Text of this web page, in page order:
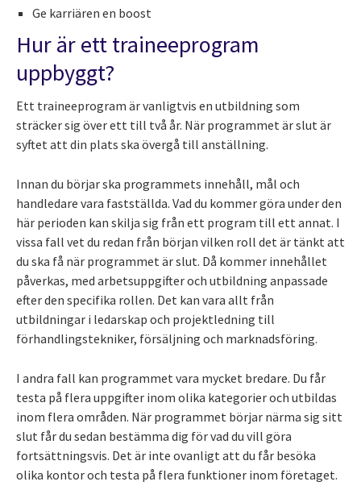
Ge karriären en boost
Hur är ett traineeprogram
uppbyggt?
Ett traineeprogram är vanligtvis en utbildning som
sträcker sig över ett till två år. När programmet är slut är
syftet att din plats ska övergå till anställning.
Innan du börjar ska programmets innehåll, mål och
handledare vara fastställda. Vad du kommer göra under den
här perioden kan skilja sig från ett program till ett annat. I
vissa fall vet du redan från början vilken roll det är tänkt att
du ska få när programmet är slut. Då kommer innehållet
påverkas, med arbetsuppgifter och utbildning anpassade
efter den specifika rollen. Det kan vara allt från
utbildningar i ledarskap och projektledning till
förhandlingstekniker, försäljning och marknadsföring.
I andra fall kan programmet vara mycket bredare. Du får
testa på flera uppgifter inom olika kategorier och utbildas
inom flera områden. När programmet börjar närma sig sitt
slut får du sedan bestämma dig för vad du vill göra
fortsättningsvis. Det är inte ovanligt att du får besöka
olika kontor och testa på flera funktioner inom företaget.